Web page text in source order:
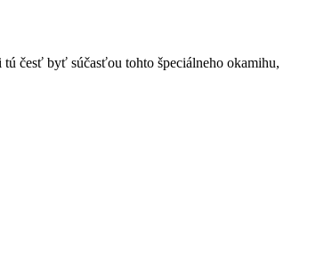
česť byť súčasťou tohto špeciálneho okamihu,